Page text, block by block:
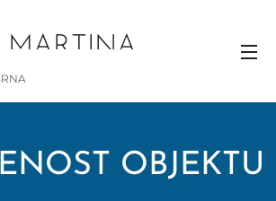
MARTINA
OBJEKTU